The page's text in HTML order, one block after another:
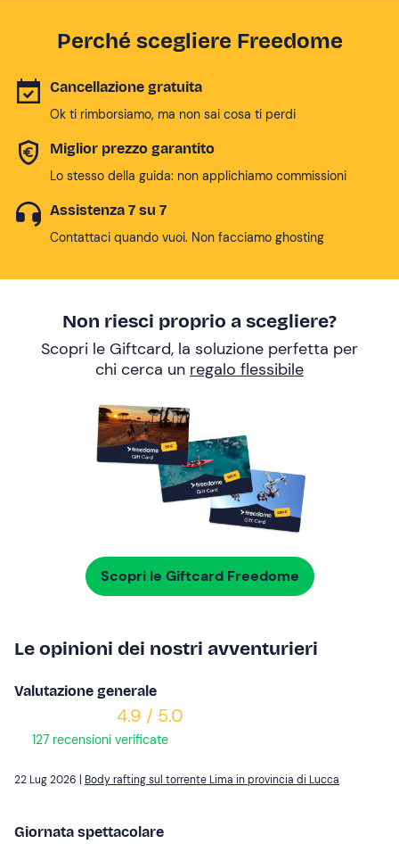
Perché scegliere Freedome
Cancellazione gratuita
Ok ti rimborsiamo, ma non sai cosa ti perdi
Miglior prezzo garantito
Lo stesso della guida: non applichiamo commissioni
Assistenza 7 su 7
Contattaci quando vuoi. Non facciamo ghosting
Non riesci proprio a scegliere?
Scopri le Giftcard, la soluzione perfetta per
chi cerca un regalo flessibile
Scopri le Giftcard Freedome
Le opinioni dei nostri avventurieri
Valutazione generale
4.9 / 5.0
127 recensioni verificate
22 Lug 2026 | Body rafting sul torrente Lima in provincia di Lucca
Giornata spettacolare